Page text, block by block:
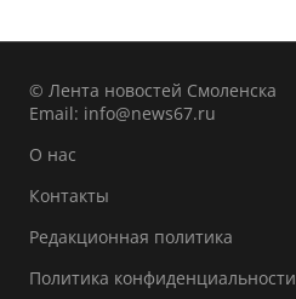
© Лента новостей Смоленска
Email: info@news67.ru
О нас
Контакты
Редакционная политика
Политика конфиденциальности